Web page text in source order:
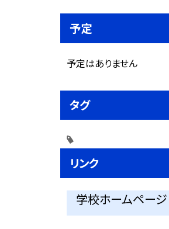
予定
予定はありません
タグ
リンク
学校ホームページ